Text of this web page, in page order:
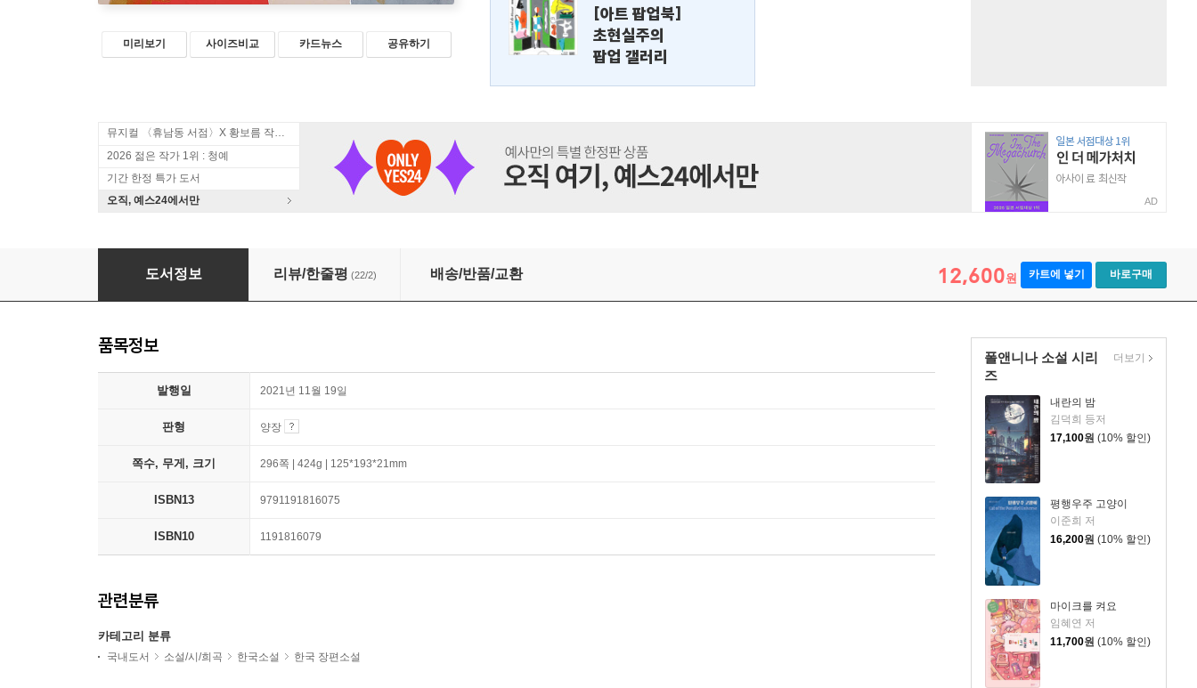
미리보기 사이즈비교 카드뉴스 공유하기
[아트 팝업북]
초현실주의
팝업 갤러리
뮤지컬 〈휴남동 서점〉X 황보름 작가 북토크
2026 젊은 작가 1위 : 청예
기간 한정 특가 도서
오직, 예스24에서만
AD
나를 구독해줘
도서정보 리뷰/한줄평 (22/2) 배송/반품/교환 12,600원 카트에 넣기 바로구매
폴앤니나 소설 시리
즈
내란의 밤
김덕희 등저
17,100원 (10% 할인)
평행우주 고양이
이준희 저
16,200원 (10% 할인)
마이크를 켜요
임혜연 저
11,700원 (10% 할인)
더보기
품목정보
발행일 2021년 11월 19일
판형 양장
쪽수, 무게, 크기 296쪽 | 424g | 125*193*21mm
ISBN13 9791191816075
ISBN10 1191816079
관련분류
카테고리 분류
국내도서 소설/시/희곡 한국소설 한국 장편소설